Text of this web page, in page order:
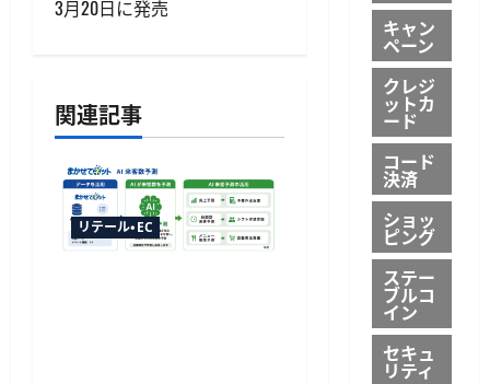
シ
ョ
ン
3月20日に発売
関連記事
リテール・EC
キャン
ペーン
クレジ
ットカ
ード
コード
決済
ショッ
ピング
ステー
ブルコ
イン
セキュ
リティ